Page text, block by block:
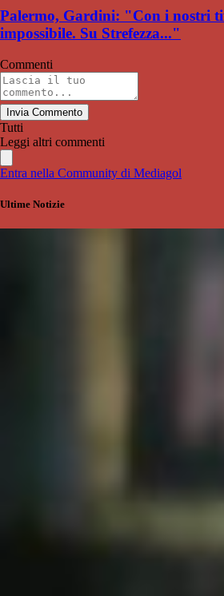
Palermo, Gardini: "Con i nostri
impossibile. Su Strefezza..."
Commenti
Invia Commento
Tutti
Leggi altri commenti
Entra nella Community di Mediagol
Ultime Notizie